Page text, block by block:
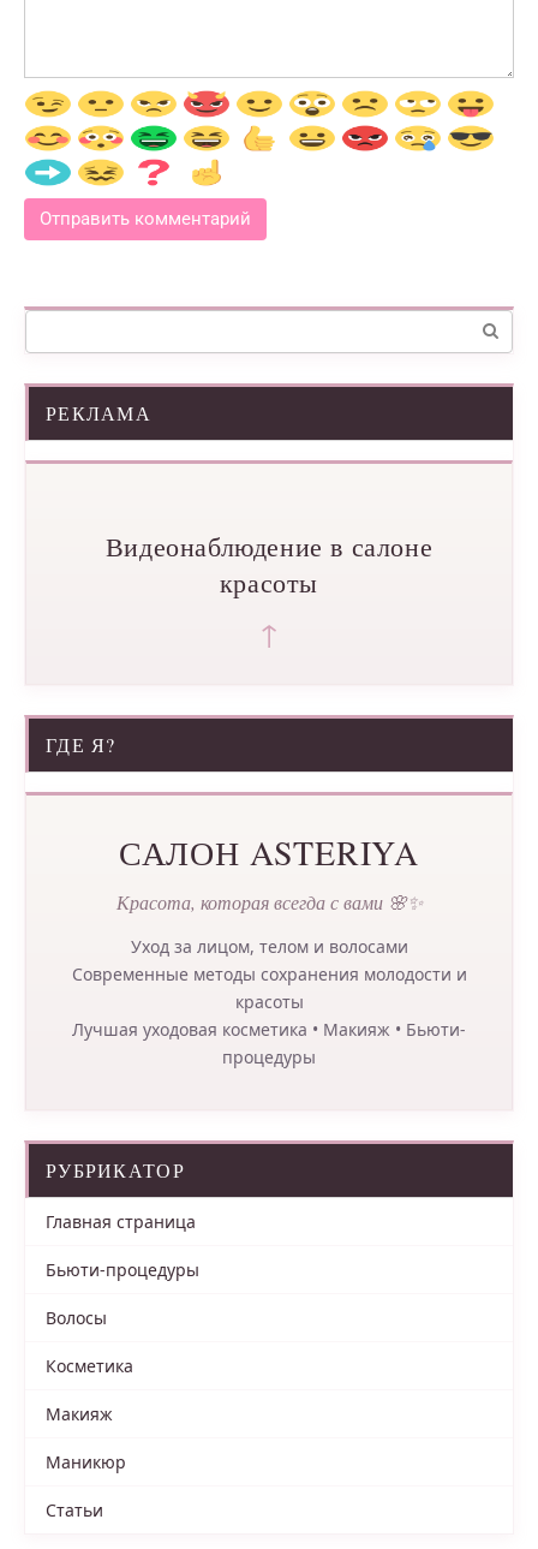
Поиск:
РЕКЛАМА
Видеонаблюдение в салоне
красоты
↑
ГДЕ Я?
САЛОН ASTERIYA
Красота, которая всегда с вами 🌸✨
Уход за лицом, телом и волосами
Современные методы сохранения молодости и
красоты
Лучшая уходовая косметика • Макияж • Бьюти-
процедуры
РУБРИКАТОР
Главная страница
Бьюти-процедуры
Волосы
Косметика
Макияж
Маникюр
Статьи